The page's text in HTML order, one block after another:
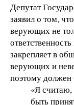
Депутат
заявил о том,
верующих не
закрепляет в
верующих и
поэтому должен
«Я считаю,
быть